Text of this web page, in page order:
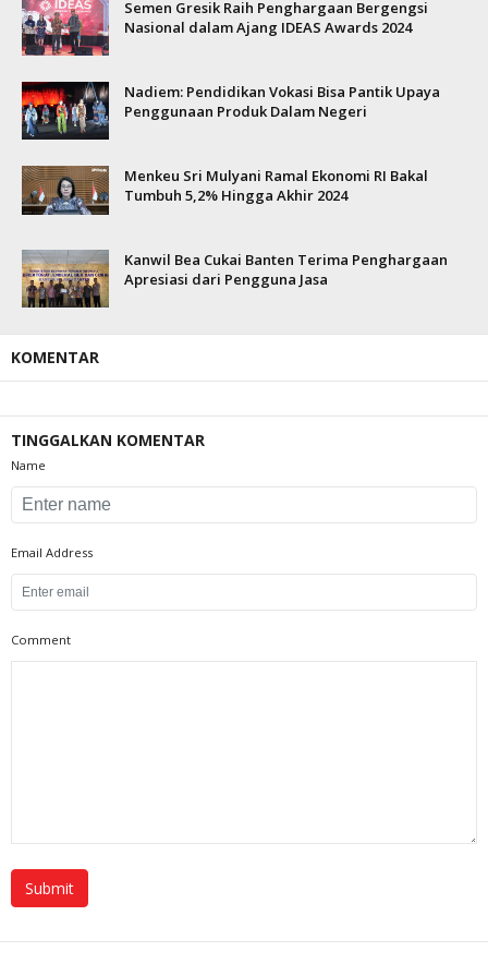
Semen Gresik Raih Penghargaan Bergengsi
Nasional dalam Ajang IDEAS Awards 2024
Nadiem: Pendidikan Vokasi Bisa Pantik Upaya
Penggunaan Produk Dalam Negeri
Menkeu Sri Mulyani Ramal Ekonomi RI Bakal
Tumbuh 5,2% Hingga Akhir 2024
Kanwil Bea Cukai Banten Terima Penghargaan
Apresiasi dari Pengguna Jasa
KOMENTAR
TINGGALKAN KOMENTAR
Name
Email Address
Comment